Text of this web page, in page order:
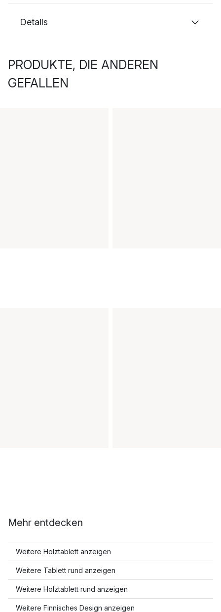
Details
PRODUKTE, DIE ANDEREN
GEFALLEN
Mehr entdecken
Weitere Holztablett anzeigen
Weitere Tablett rund anzeigen
Weitere Holztablett rund anzeigen
Weitere Finnisches Design anzeigen